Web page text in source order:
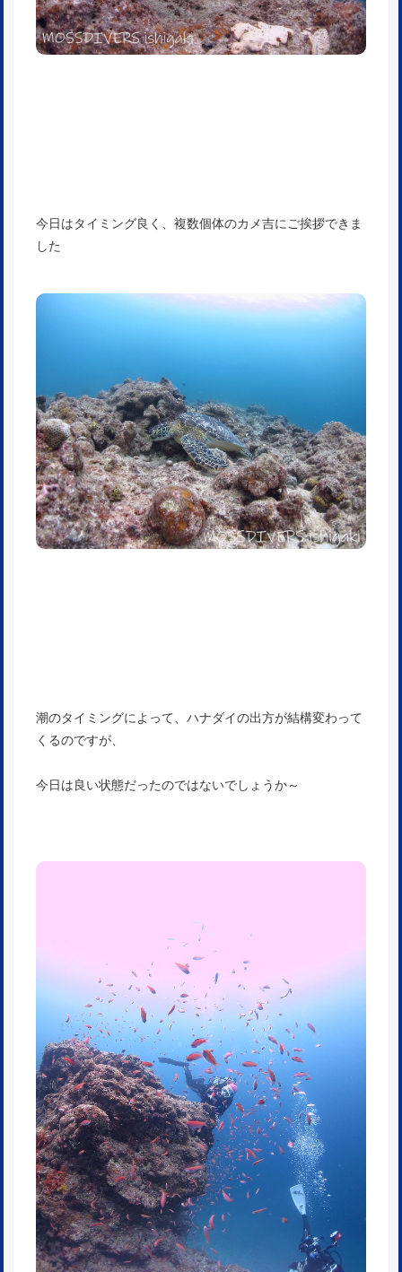
今日はタイミング良く、複数個体のカメ吉にご挨拶できま
した
潮のタイミングによって、ハナダイの出方が結構変わって
くるのですが、
今日は良い状態だったのではないでしょうか～